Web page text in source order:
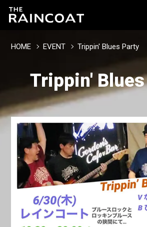
HOME EVENT Trippin' Blues Party
Trippin'